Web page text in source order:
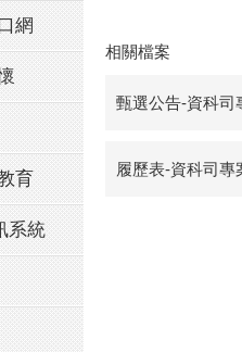
網
育
系統
相關檔案
甄選公告-資科司
履歷表-資科司專